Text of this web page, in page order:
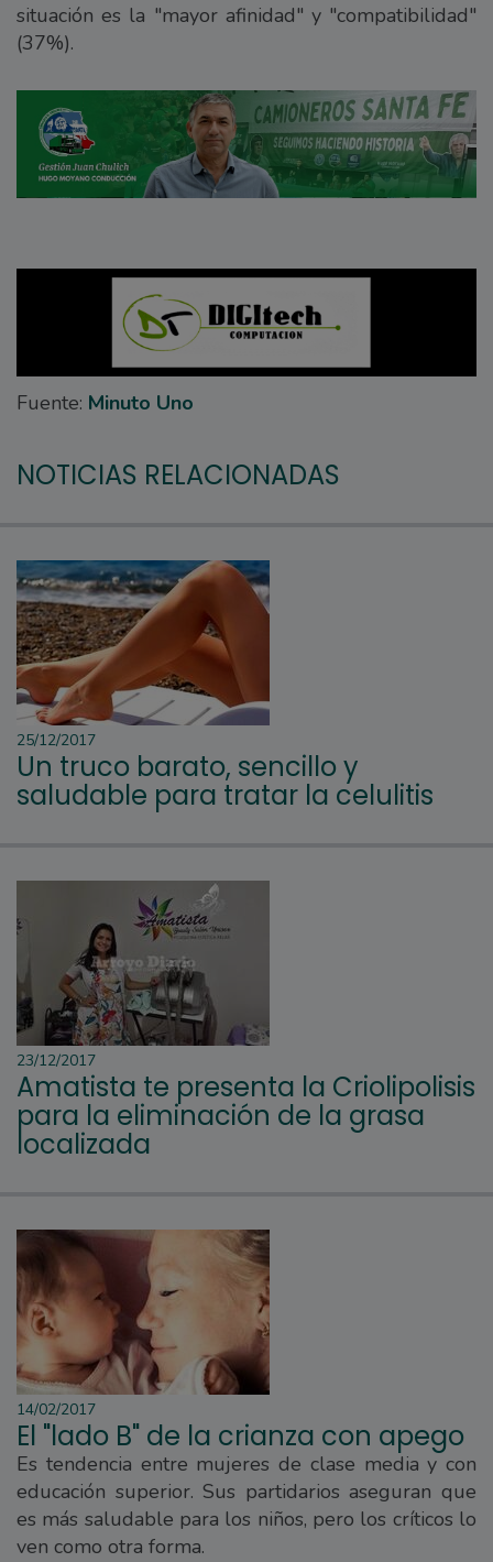
situación es la "mayor afinidad" y "compatibilidad"
(37%).
Fuente: Minuto Uno
NOTICIAS RELACIONADAS
25/12/2017
Un truco barato, sencillo y
saludable para tratar la celulitis
23/12/2017
Amatista te presenta la Criolipolisis
para la eliminación de la grasa
localizada
14/02/2017
El "lado B" de la crianza con apego
Es tendencia entre mujeres de clase media y con
educación superior. Sus partidarios aseguran que
es más saludable para los niños, pero los críticos lo
ven como otra forma.